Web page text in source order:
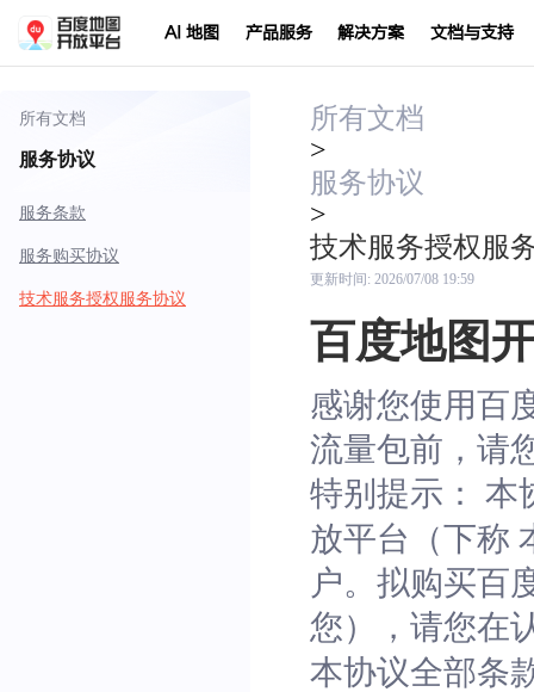
AI 地图 产品服务 解决方案 文档与支持
所有文档
服务协议
服务条款
服务购买协议
技术服务授权服务协议
所有文档
>
服务协议
>
技术服务授权服
更新时间: 2026/07/08 19:59
百度地图
感谢您使用百
流量包前，请
特别提示： 本
放平台（下称
户。拟购买百
您），请您在
本协议全部条